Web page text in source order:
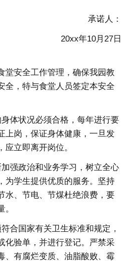
承诺人：
20xx年10月27日
堂安全工作管理，确保我园教
全，特与食堂人员签定本安全
体状况必须合格，每年进行要
上岗，保证身体健康，一旦发
立即离开岗位。
强政治和业务学习，树立全心
为学生提供优质的服务。坚持
水、节电、节煤杜绝浪费，要
合国家有关卫生标准和规定，
化验单，并进行登记。严禁采
、有腐烂变质、油脂酸败、霉